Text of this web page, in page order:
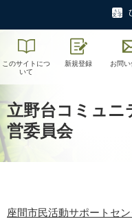
このサイトにつ
いて
新規登録 お問
立野台コミュ
営委員会
座間市民活動サポートセ